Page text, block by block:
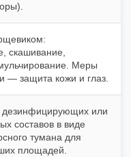
скашивание,
Меры
— защита кожи и глаз.
дезинфицирующих или
составов в виде
тумана для
площадей.